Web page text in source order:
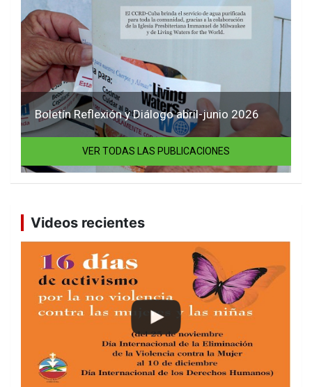
Boletín Reflexión y Diálogo abril-junio 2026
VER TODAS LAS PUBLICACIONES
Videos recientes